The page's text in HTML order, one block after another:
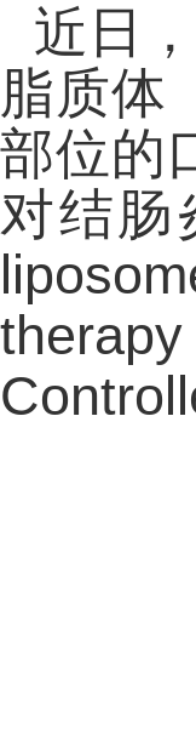
近日
脂质体
部位的
对结肠